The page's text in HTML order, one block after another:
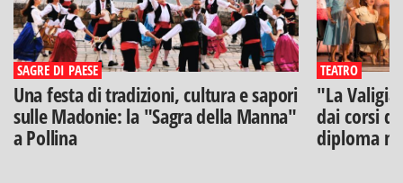
SAGRE DI PAESE
Una festa di tradizioni, cultura e sapori
sulle Madonie: la "Sagra della Manna"
a Pollina
TEATRO
"La
dai corsi
diploma